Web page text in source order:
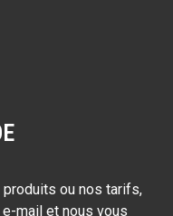
ou nos tarifs,
mail et nous vous